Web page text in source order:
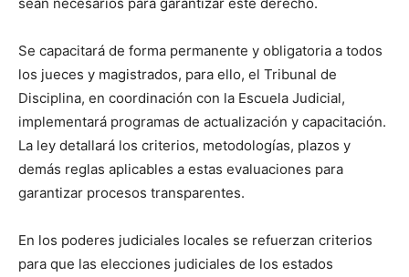
Se capacitará de forma permanente y obligatoria a todos
los jueces y magistrados, para ello, el Tribunal de
Disciplina, en coordinación con la Escuela Judicial,
implementará programas de actualización y capacitación.
La ley detallará los criterios, metodologías, plazos y
demás reglas aplicables a estas evaluaciones para
garantizar procesos transparentes.
En los poderes judiciales locales se refuerzan criterios
para que las elecciones judiciales de los estados